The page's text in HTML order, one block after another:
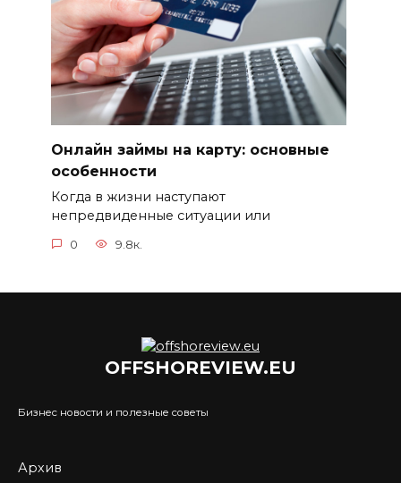
Онлайн займы на карту: основные
особенности
Когда в жизни наступают
непредвиденные ситуации или
0 9.8к.
OFFSHOREVIEW.EU
Бизнес новости и полезные советы
Архив